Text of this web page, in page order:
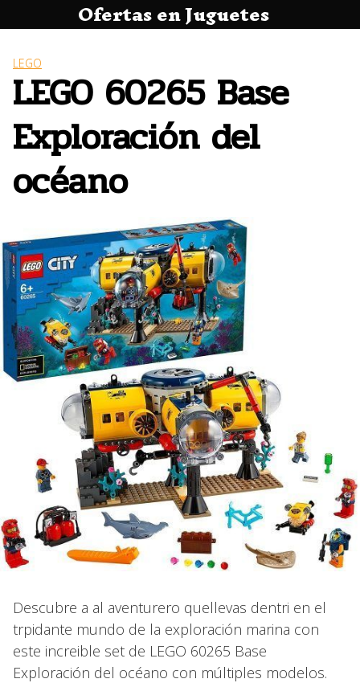
al
Ofertas en Juguetes
LEGO
LEGO 60265 Base
Exploración del
océano
Descubre a al aventurero quellevas dentri en el
trpidante mundo de la exploración marina con
este increible set de LEGO 60265 Base
Exploración del océano con múltiples modelos.